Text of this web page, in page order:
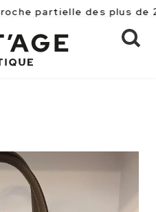
des plus de 2500